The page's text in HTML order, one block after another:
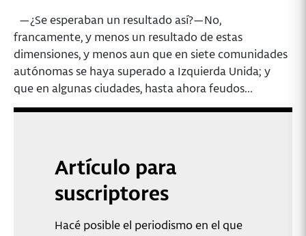
—¿Se esperaban un resultado así?—No,
francamente, y menos un resultado de estas
dimensiones, y menos aun que en siete comunidades
autónomas se haya superado a Izquierda Unida; y
que en algunas ciudades, hasta ahora feudos...
Artículo para
suscriptores
Hacé posible el periodismo en el que